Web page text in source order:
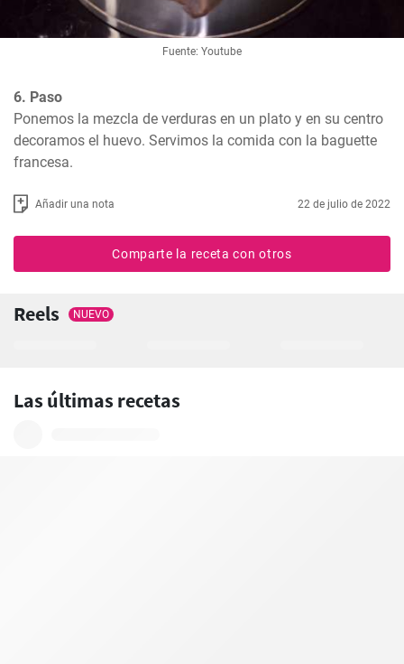
Fuente: Youtube
6. Paso
Ponemos la mezcla de verduras en un plato y en su centro
decoramos el huevo. Servimos la comida con la baguette
francesa.
Añadir una nota 22 de julio de 2022
Comparte la receta con otros
Reels NUEVO
Las últimas recetas